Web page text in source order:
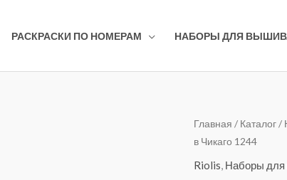
РАСКРАСКИ ПО НОМЕРАМ НАБОРЫ ДЛЯ
Главная / Каталог/
в Чикаго 1244
Riolis, Наборы
Количество
товара
(Снят